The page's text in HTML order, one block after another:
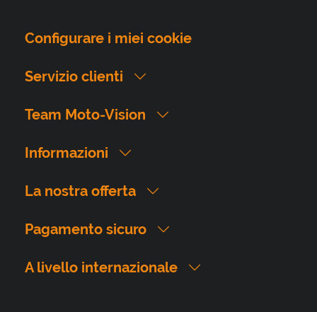
Configurare i miei cookie
Servizio clienti
Team Moto-Vision
Informazioni
La nostra offerta
Pagamento sicuro
A livello internazionale